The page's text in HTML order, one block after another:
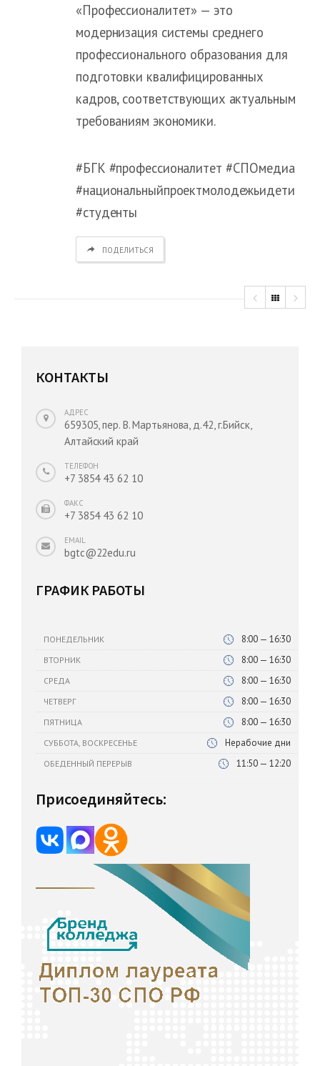
«Профессионалитет» — это
модернизация системы среднего
профессионального образования для
подготовки квалифицированных
кадров, соответствующих актуальным
требованиям экономики.
#БГК #профессионалитет #СПОмедиа
#национальныйпроектмолодежьидети
#студенты
ПОДЕЛИТЬСЯ
КОНТАКТЫ
АДРЕС
659305, пер. В. Мартьянова, д.42, г.Бийск,
Алтайский край
ТЕЛЕФОН
+7 3854 43 62 10
ФАКС
+7 3854 43 62 10
EMAIL
bgtc@22edu.ru
ГРАФИК РАБОТЫ
ПОНЕДЕЛЬНИК 8:00 — 16:30
ВТОРНИК 8:00 — 16:30
СРЕДА 8:00 — 16:30
ЧЕТВЕРГ 8:00 — 16:30
ПЯТНИЦА 8:00 — 16:30
СУББОТА, ВОСКРЕСЕНЬЕ Нерабочие дни
ОБЕДЕННЫЙ ПЕРЕРЫВ 11:50 — 12:20
Присоединяйтесь: